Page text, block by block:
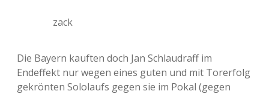
zack
Die Bayern kauften doch Jan Schlaudraff im
Endeffekt nur wegen eines guten und mit Torerfolg
gekrönten Sololaufs gegen sie im Pokal (gegen